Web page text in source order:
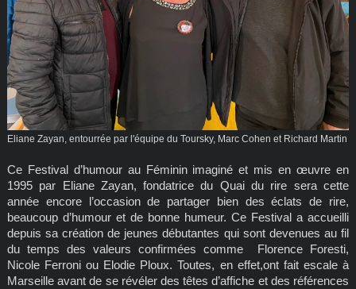
Eliane Zayan, entourrée par l'équipe du Toursky, Marc Cohen et Richard Martin
Ce Festival d’humour au Féminin imaginé et mis en œuvre en
1995 par Eliane Zayan, fondatrice du Quai du rire sera cette
année encore l’occasion de partager bien des éclats de rire,
beaucoup d’humour et de bonne humeur. Ce Festival a accueilli
depuis sa création de jeunes débutantes qui sont devenues au fil
du temps des valeurs confirmées comme Florence Foresti,
Nicole Ferroni ou Elodie Ploux. Toutes, en effet,ont fait escale à
Marseille avant de se révéler des têtes d’affiche et des références